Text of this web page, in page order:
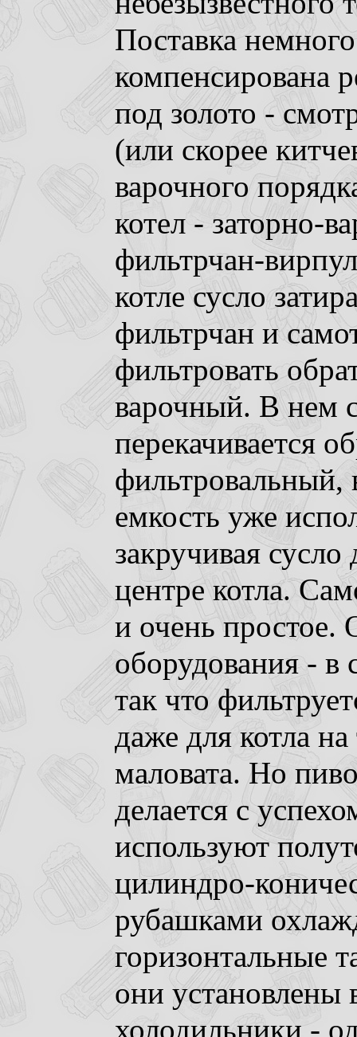
Поставка
компенсирована
под золото -
(или скорее
варочного
котел - заторно-
фильтрчан-
котле сусло
фильтрчан и
фильтровать
варочный. В нем
перекачивается
фильтровальный,
емкость уже
закручивая
центре котла.
и очень простое.
оборудования - в
так что
даже для котла
маловата. Но
делается с
используют
цилиндро-
рубашками
горизонтальные
они установлены
холодильники -